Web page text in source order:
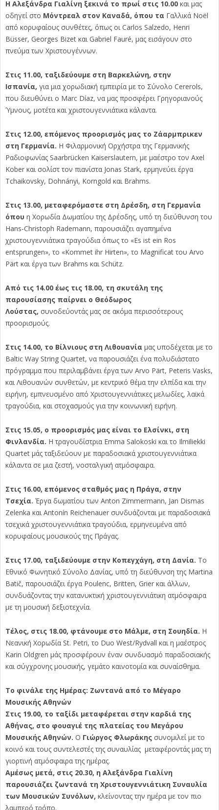
Η Αλεξάνδρα Γιαλίνη ξεκινά το πρωί στις 10.00 και μας
οδηγεί στο Μόντρεαλ στον Καναδά, όπου τα Γαλλικά Noël
από κορυφαίους συνθέτες, όπως οι Carlos Salzedo, Henri
Büsser, Georges Bizet και Gabriel Fauré, μας εισάγουν στο
πνεύμα των Χριστουγέννων.
Στις 11.00, ταξιδεύουμε στη Βαρκελώνη, στην
Ισπανία, για μια χορωδιακή εμπειρία με το Σύνολο Cererols,
που διευθύνει ο Marc Díaz, να μας προσφέρει Γρηγοριανούς
Ύμνους, μοτέτα και χριστουγεννιάτικα κάλαντα.
Στις 12.00, επόμενος προορισμός μας το Ζάαρμπρικεν
στη Γερμανία. Η Φιλαρμονική Ορχήστρα της Γερμανικής
Ραδιοφωνίας Saarbrücken Kaiserslautern, με μαέστρο τον Axel
Kober και σολίστ τον πιανίστα Jonas Stark, ερμηνεύει έργα
Tchaikovsky, Dohnányi, Korngold και Brahms.
Στις 13.00, μεταφερόμαστε στη Δρέσδη, στη Γερμανία
όπου η Χορωδία Δωματίου της Δρέσδης, υπό τη διεύθυνση του
Hans-Christoph Rademann, παρουσιάζει αγαπημένα
χριστουγεννιάτικα τραγούδια όπως το «Es ist ein Ros
entsprungen», το «Kommet ihr Hirten», το Magnificat του Arvo
Pärt και έργα των Brahms και Schütz.
Από τις 14.00 έως τις 18.00, τη σκυτάλη της
παρουσίασης παίρνει ο Θεόδωρος
Λούστας, συνοδεύοντάς μας σε ακόμα περισσότερους
προορισμούς.
Στις 14.00, το Βίλνιους στη Λιθουανία μας υποδέχεται με το
Baltic Way String Quartet, να παρουσιάζει ένα πολυδιάστατο
πρόγραμμα που περιλαμβάνει έργα των Arvo Pärt, Peteris Vasks,
και Λιθουανών συνθετών, με κεντρικό θέμα την ελπίδα και την
ειρήνη, εμπνευσμένο από Χριστουγεννιάτικες μελωδίες, λαϊκά
τραγούδια, και στοχασμούς για την κοινωνική ειρήνη.
Στις 15.05, ο προορισμός μας είναι το Ελσίνκι, στη
Φινλανδία. Η τραγουδίστρια Emma Salokoski και το Ilmiliekki
Quartet μάς ταξιδεύουν με παραδοσιακά χριστουγεννιάτικα
κάλαντα σε μια ζεστή, νοσταλγική ατμόσφαιρα.
Στις 16.00, επόμενος σταθμός μας η Πράγα, στην
Τσεχία. Έργα δωματίου των Anton Zimmermann, Jan Dismas
Zelenka και Antonín Reichenauer συνδυάζονται με παραδοσιακά
τσεχικά χριστουγεννιάτικα τραγούδια, ερμηνευμένα από
κορυφαίους μουσικούς της Πράγας.
Στις 17.00, ταξιδεύουμε στην Κοπεγχάγη, στη Δανία. Το
Εθνικό Φωνητικό Σύνολο Δανίας, υπό τη διεύθυνση της Martina
Batič, παρουσιάζει έργα Poulenc, Britten, Grier και άλλων,
συνδυάζοντας την κατανυκτική χριστουγεννιάτικη ατμόσφαιρα
με τη μουσική δεξιοτεχνία.
Τέλος, στις 18.00, φτάνουμε στο Μάλμε, στη Σουηδία. Η
Νεανική Χορωδία St. Petri, το Duo West/Rydvall και η μαέστρος
Karin Oldgren μάς προσφέρουν έναν συνδυασμό παραδοσιακής
και σύγχρονης μουσικής, γεμάτο καινοτομία και συναίσθημα.
Το φινάλε της Ημέρας: Ζωντανά από το Μέγαρο
Μουσικής Αθηνών
Στις 19.00, το ταξίδι μεταφέρεται στην καρδιά της
Αθήνας, στο φουαγιέ της πλατείας του Μεγάρου
Μουσικής Αθηνών. Ο Γιώργος Φλωράκης συνομιλεί με το
κοινό και τους συντελεστές της συναυλίας μεταφέροντάς μας τη
γιορτινή ατμόσφαιρα της ημέρας.
Αμέσως μετά, στις 20.30, η Αλεξάνδρα Γιαλίνη
παρουσιάζει ζωντανά τη Χριστουγεννιάτικη Συναυλία
των Μουσικών Συνόλων, κλείνοντας την ημέρα με τον πιο
λαμπερό τρόπο.